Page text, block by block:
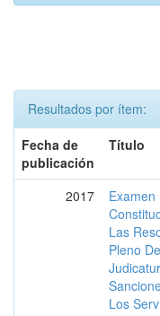
Resultados por ítem:
Fecha de
publicación
Título
2017
Examen
Las
Pleno
Los